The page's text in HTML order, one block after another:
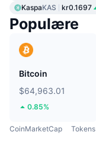
KaspaKAS kr0.1697
Populære
Bitcoin
$64,963.01
0.85%
CoinMarketCap Tokens